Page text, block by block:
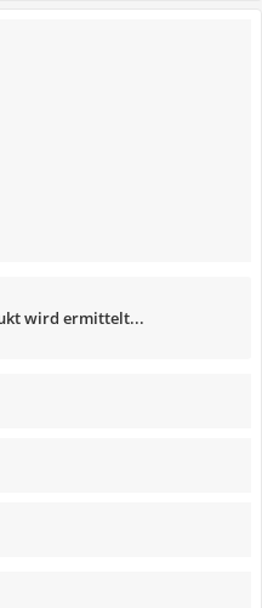
wird ermittelt...